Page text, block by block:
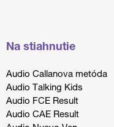
Na stiahnutie
Audio Callanova metóda
Audio Talking Kids
Audio FCE Result
Audio CAE Result